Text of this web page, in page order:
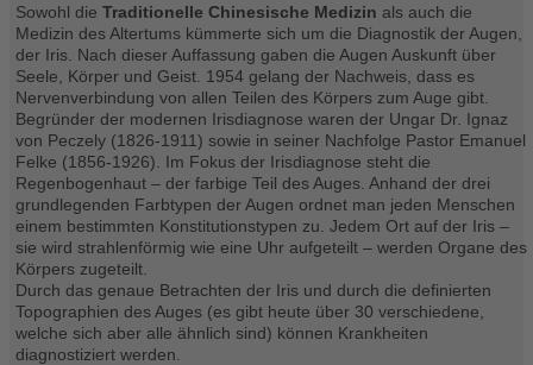
Sowohl die Traditionelle Chinesische Medizin als auch die
Medizin des Altertums kümmerte sich um die Diagnostik der Augen,
der Iris. Nach dieser Auffassung gaben die Augen Auskunft über
Seele, Körper und Geist. 1954 gelang der Nachweis, dass es
Nervenverbindung von allen Teilen des Körpers zum Auge gibt.
Begründer der modernen Irisdiagnose waren der Ungar Dr. Ignaz
von Peczely (1826-1911) sowie in seiner Nachfolge Pastor Emanuel
Felke (1856-1926). Im Fokus der Irisdiagnose steht die
Regenbogenhaut – der farbige Teil des Auges. Anhand der drei
grundlegenden Farbtypen der Augen ordnet man jeden Menschen
einem bestimmten Konstitutionstypen zu. Jedem Ort auf der Iris –
sie wird strahlenförmig wie eine Uhr aufgeteilt – werden Organe des
Körpers zugeteilt.
Durch das genaue Betrachten der Iris und durch die definierten
Topographien des Auges (es gibt heute über 30 verschiedene,
welche sich aber alle ähnlich sind) können Krankheiten
diagnostiziert werden.